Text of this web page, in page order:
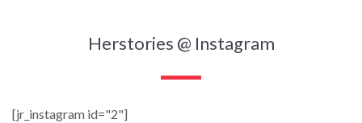
Herstories @ Instagram
[jr_instagram id="2"]